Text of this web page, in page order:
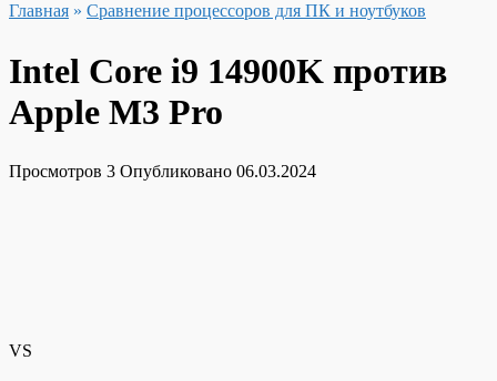
Главная » Сравнение процессоров для ПК и ноутбуков
Intel Core i9 14900K против
Apple M3 Pro
Просмотров 3 Опубликовано 06.03.2024
VS